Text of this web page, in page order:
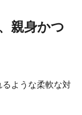
親身かつ
ような柔軟な対